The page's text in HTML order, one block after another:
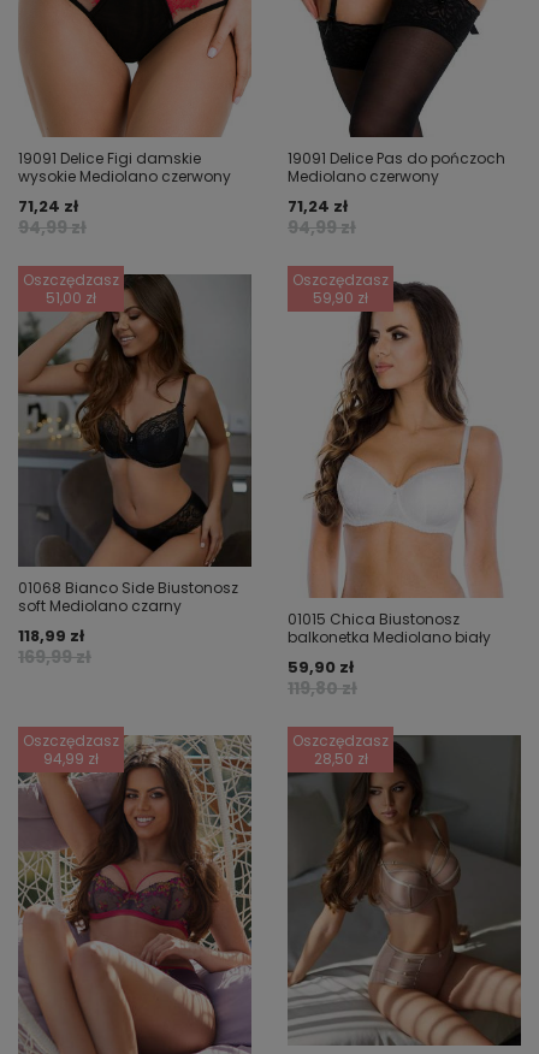
19091 Delice Figi damskie
wysokie Mediolano czerwony
94,99 zł
71,24 zł
19091 Delice Pas do pończoch
Mediolano czerwony
94,99 zł
71,24 zł
Oszczędzasz
51,00 zł
01068 Bianco Side Biustonosz
soft Mediolano czarny
169,99 zł
118,99 zł
Oszczędzasz
59,90 zł
01015 Chica Biustonosz
balkonetka Mediolano biały
119,80 zł
59,90 zł
Oszczędzasz
94,99 zł
Oszczędzasz
28,50 zł